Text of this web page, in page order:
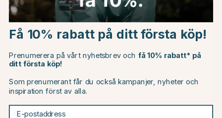
Du kanske även är intresserad av
Choose country
EU
Få 10% rabatt på ditt första köp!
Prenumerera på vårt nyhetsbrev och få 10% rabatt* på
ditt första köp!
Som prenumerant får du också kampanjer, nyheter och
inspiration först av alla.
E-postaddress